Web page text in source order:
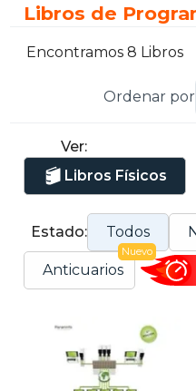
Libros de
Encontramos 8 Libros
Ordenar por
Ver:
Libros Físicos
Estado: Todos
Anticuarios
Nuevo